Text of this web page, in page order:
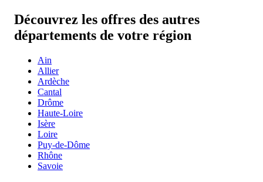
Découvrez les offres des autres
départements de votre région
Ain
Allier
Ardèche
Cantal
Drôme
Haute-Loire
Isère
Loire
Puy-de-Dôme
Rhône
Savoie